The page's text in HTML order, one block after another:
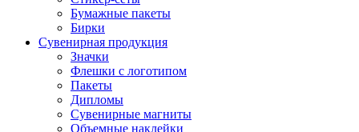
Бумажные пакеты
Бирки
Сувенирная продукция
Значки
Флешки с логотипом
Пакеты
Дипломы
Сувенирные магниты
Объемные наклейки